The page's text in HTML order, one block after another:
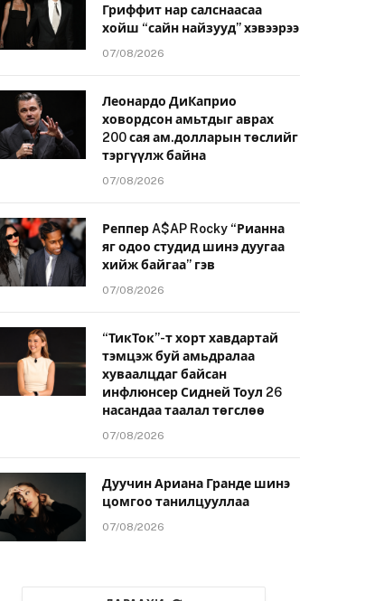
Гриффит нар салснаасаа
хойш “сайн найзууд” хэвээрээ
07/08/2026
Леонардо ДиКаприо
ховордсон амьтдыг аврах
200 сая ам.долларын төслийг
тэргүүлж байна
07/08/2026
Реппер A$AP Rocky “Рианна
яг одоо студид шинэ дуугаа
хийж байгаа” гэв
07/08/2026
“ТикТок”-т хорт хавдартай
тэмцэж буй амьдралаа
хуваалцдаг байсан
инфлюнсер Сидней Тоул 26
насандаа таалал төгслөө
07/08/2026
Дуучин Ариана Гранде шинэ
цомгоо танилцууллаа
07/08/2026